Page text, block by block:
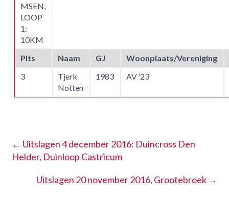
MSEN,
LOOP
1:
10KM
Plts
Naam GJ
Woonplaats/Vereniging
3
Tjerk
Notten
1983 AV ’23
← Uitslagen 4 december 2016: Duincross Den
Helder, Duinloop Castricum
Uitslagen 20 november 2016, Grootebroek →